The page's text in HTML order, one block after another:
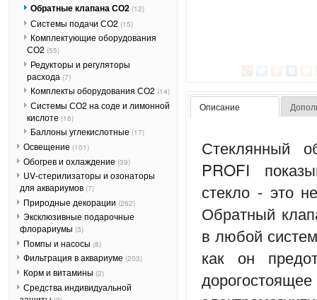
Описание
Стеклянный
PROFI
стекло - это
Обратный
в любой
как он
Обратные клапана СО2 (12)
Системы подачи СО2 (15)
Комплектующие оборудования
СО2 (55)
Редукторы и регуляторы
расхода (7)
Комплекты оборудования СО2 (14)
Системы СО2 на соде и лимонной
кислоте (16)
Баллоны углекислотные (17)
Освещение (101)
Обогрев и охлаждение (39)
UV-стерилизаторы и озонаторы
для аквариумов (7)
Природные декорации (262)
Эксклюзивные подарочные
флорариумы (3)
Помпы и насосы (8)
Фильтрация в аквариуме (203)
Корм и витамины (2)
Средства индивидуальной